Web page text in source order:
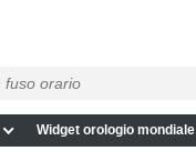
Widget orologio mondiale